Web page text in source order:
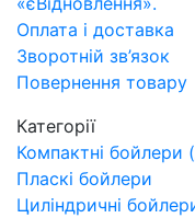
Оплата і доставка
Зворотній зв’язок
Повернення товару
Категорії
Компактні бойлери
Пласкі бойлери
Циліндричні